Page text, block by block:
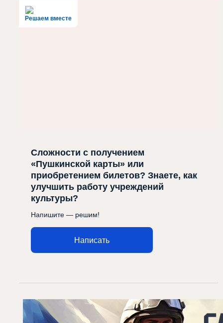
Решаем вместе
Сложности с получением
«Пушкинской карты» или
приобретением билетов? Знаете, как
улучшить работу учреждений
культуры?
Напишите — решим!
Написать